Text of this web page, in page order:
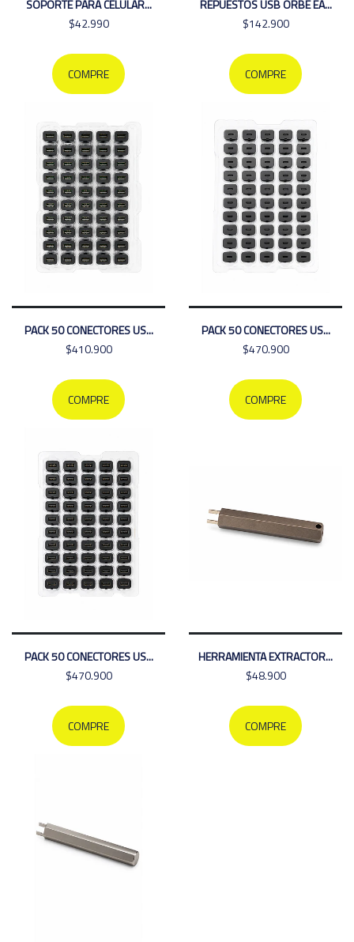
SOPORTE PARA CELULAR...
$42.990
COMPRE
REPUESTOS USB ORBE EA...
$142.900
COMPRE
PACK 50 CONECTORES US...
$410.900
COMPRE
PACK 50 CONECTORES US...
$470.900
COMPRE
PACK 50 CONECTORES US...
$470.900
COMPRE
HERRAMIENTA EXTRACTOR...
$48.900
COMPRE